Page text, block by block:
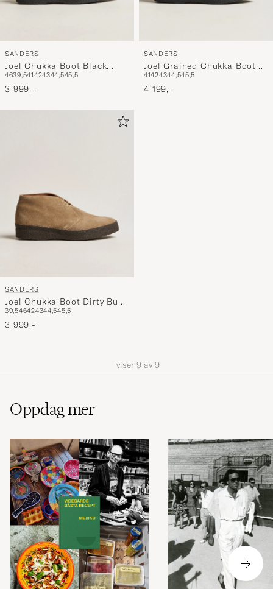
SANDERS
Joel Chukka Boot Black
Suede
4639,541424344,545,5
3 999,-
SANDERS
Joel Grained Chukka Boot
Savage Brown
41424344,545,5
4 199,-
SANDERS
Joel Chukka Boot Dirty Buck
Suede
39,546424344,545,5
3 999,-
viser 9 av 9
Oppdag mer